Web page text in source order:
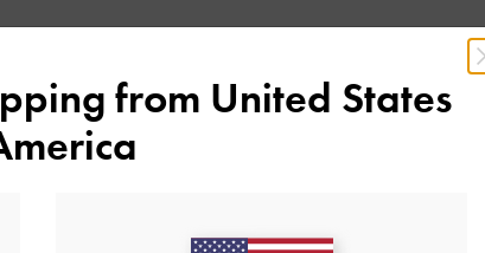
from United States